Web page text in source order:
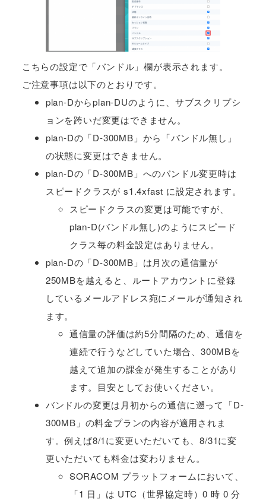
こちらの設定で「バンドル」欄が表示されます。
ご注意事項は以下のとおりです。
plan-Dからplan-DUのように、サブスクリプシ
ョンを跨いだ変更はできません。
plan-Dの「D-300MB」から「バンドル無し」
の状態に変更はできません。
plan-Dの「D-300MB」へのバンドル変更時は
スピードクラスが s1.4xfast に設定されます。
スピードクラスの変更は可能ですが、
plan-D(バンドル無し)のようにスピード
クラス毎の料金設定はありません。
plan-Dの「D-300MB」は月次の通信量が
250MBを越えると、ルートアカウントに登録
しているメールアドレス宛にメールが通知され
ます。
通信量の評価は約5分間隔のため、通信を
連続で行うなどしていた場合、300MBを
越えて追加の課金が発生することがあり
ます。目安としてお使いください。
バンドルの変更は月初からの通信に遡って「D-
300MB」の料金プランの内容が適用されま
す。例えば8/1に変更いただいても、8/31に変
更いただいても料金は変わりません。
SORACOM プラットフォームにおいて、
「1 日」は UTC（世界協定時）0 時 0 分